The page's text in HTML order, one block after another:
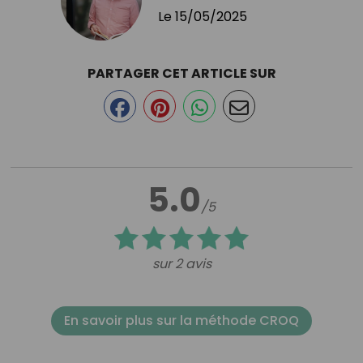
Le 15/05/2025
5.0/5
sur 2 avis
PARTAGER CET ARTICLE SUR
En savoir plus sur la méthode CROQ